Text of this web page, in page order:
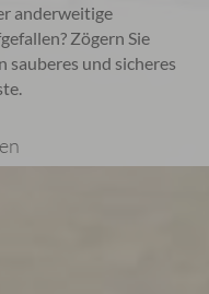
anderweitige
Zögern Sie
sauberes und sicheres